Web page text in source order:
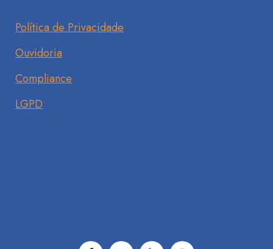
Política de Privacidade
Ouvidoria
Compliance
LGPD